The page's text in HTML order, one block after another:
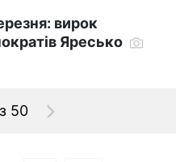
вирок
Яресько
50